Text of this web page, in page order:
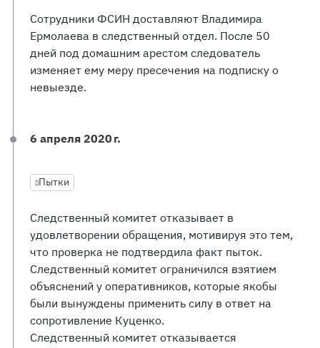
Сотрудники ФСИН доставляют Владимира
Ермолаева в следственный отдел. После 50
дней под домашним арестом следователь
изменяет ему меру пресечения на подписку о
невыезде.
6 апреля 2020 г.
Пытки
Следственный комитет отказывает в
удовлетворении обращения, мотивируя это тем,
что проверка не подтвердила факт пыток.
Следственный комитет ограничился взятием
объяснений у оперативников, которые якобы
были вынуждены применить силу в ответ на
сопротивление Куценко.
Следственный комитет отказывается